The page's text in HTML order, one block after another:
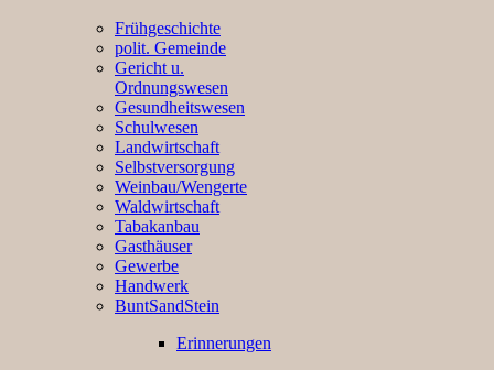
Frühgeschichte
polit. Gemeinde
Gericht u.
Ordnungswesen
Gesundheitswesen
Schulwesen
Landwirtschaft
Selbstversorgung
Weinbau/Wengerte
Waldwirtschaft
Tabakanbau
Gasthäuser
Gewerbe
Handwerk
BuntSandStein
Erinnerungen